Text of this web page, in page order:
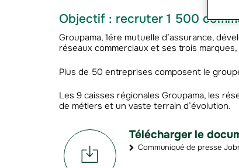
Objectif : recruter 1 500
Groupama, 1ére mutuelle d’assurance,
réseaux commerciaux et ses trois marques,
Plus de 50 entreprises composent le
Les 9 caisses régionales Groupama, les
de métiers et un vaste terrain d’évolution.
Télécharger le
Communiqué de presse